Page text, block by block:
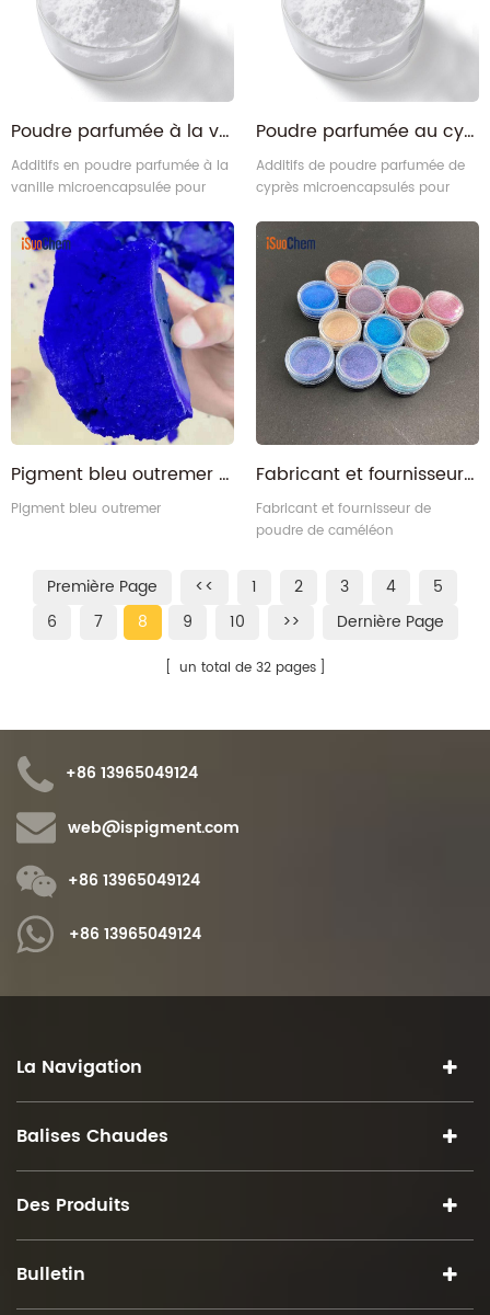
Poudre parfumée à la vanille | Usine de vente en gros de poudre parfumée à la vanille
Additifs en poudre parfumée à la
vanille microencapsulée pour
cosmétiques.
Poudre parfumée au cyprès | Parfum en poudre pour la fabrication de peintures, d'encres et de plastiques
Additifs de poudre parfumée de
cyprès microencapsulés pour
cosmétiques.
Pigment bleu outremer de couleur en gros fabriqué en Chine
Pigment bleu outremer
Fabricant et fournisseur de poudre de caméléon à pigments colorshift intenses en Chine
Fabricant et fournisseur de
poudre de caméléon
Première Page << 1 2 3 4
5
6
7 8 9 10 >> Dernière Page
un total de 32 pages
+86 13965049124
web@ispigment.com
+86 13965049124
+86 13965049124
La Navigation
Balises Chaudes
Des Produits
Bulletin